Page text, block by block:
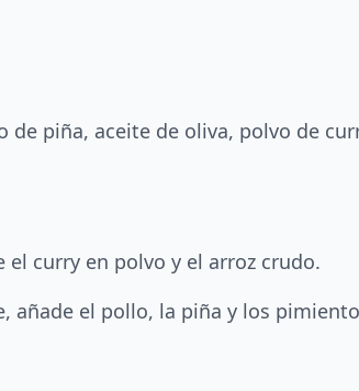
piña, aceite de oliva, polvo de
curry en polvo y el arroz crudo.
añade el pollo, la piña y los